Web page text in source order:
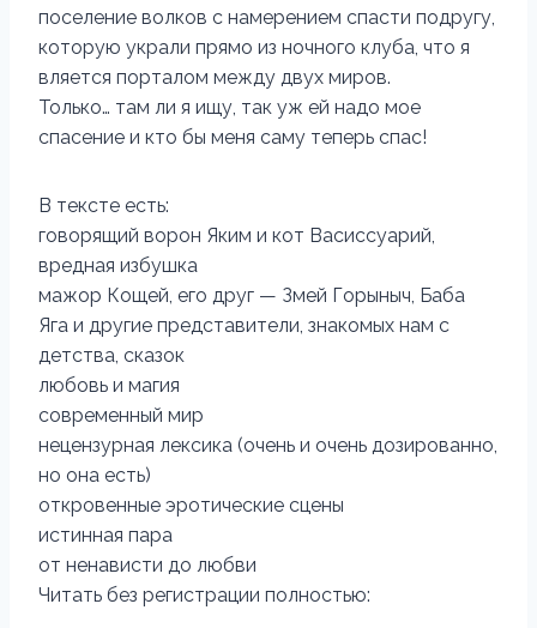
поселение волков с намерением спасти подругу,
которую украли прямо из ночного клуба, что я
вляется порталом между двух миров.
Только… там ли я ищу, так уж ей надо мое
спасение и кто бы меня саму теперь спас!
В тексте есть:
говорящий ворон Яким и кот Васиссуарий,
вредная избушка
мажор Кощей, его друг — Змей Горыныч, Баба
Яга и другие представители, знакомых нам с
детства, сказок
любовь и магия
современный мир
нецензурная лексика (очень и очень дозированно,
но она есть)
откровенные эротические сцены
истинная пара
от ненависти до любви
Читать без регистрации полностью: